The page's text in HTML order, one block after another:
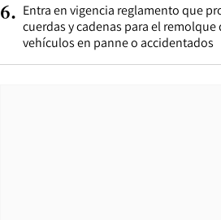
6. Entra en vigencia reglamento que
cuerdas y cadenas para el remolque
vehículos en panne o accidentados